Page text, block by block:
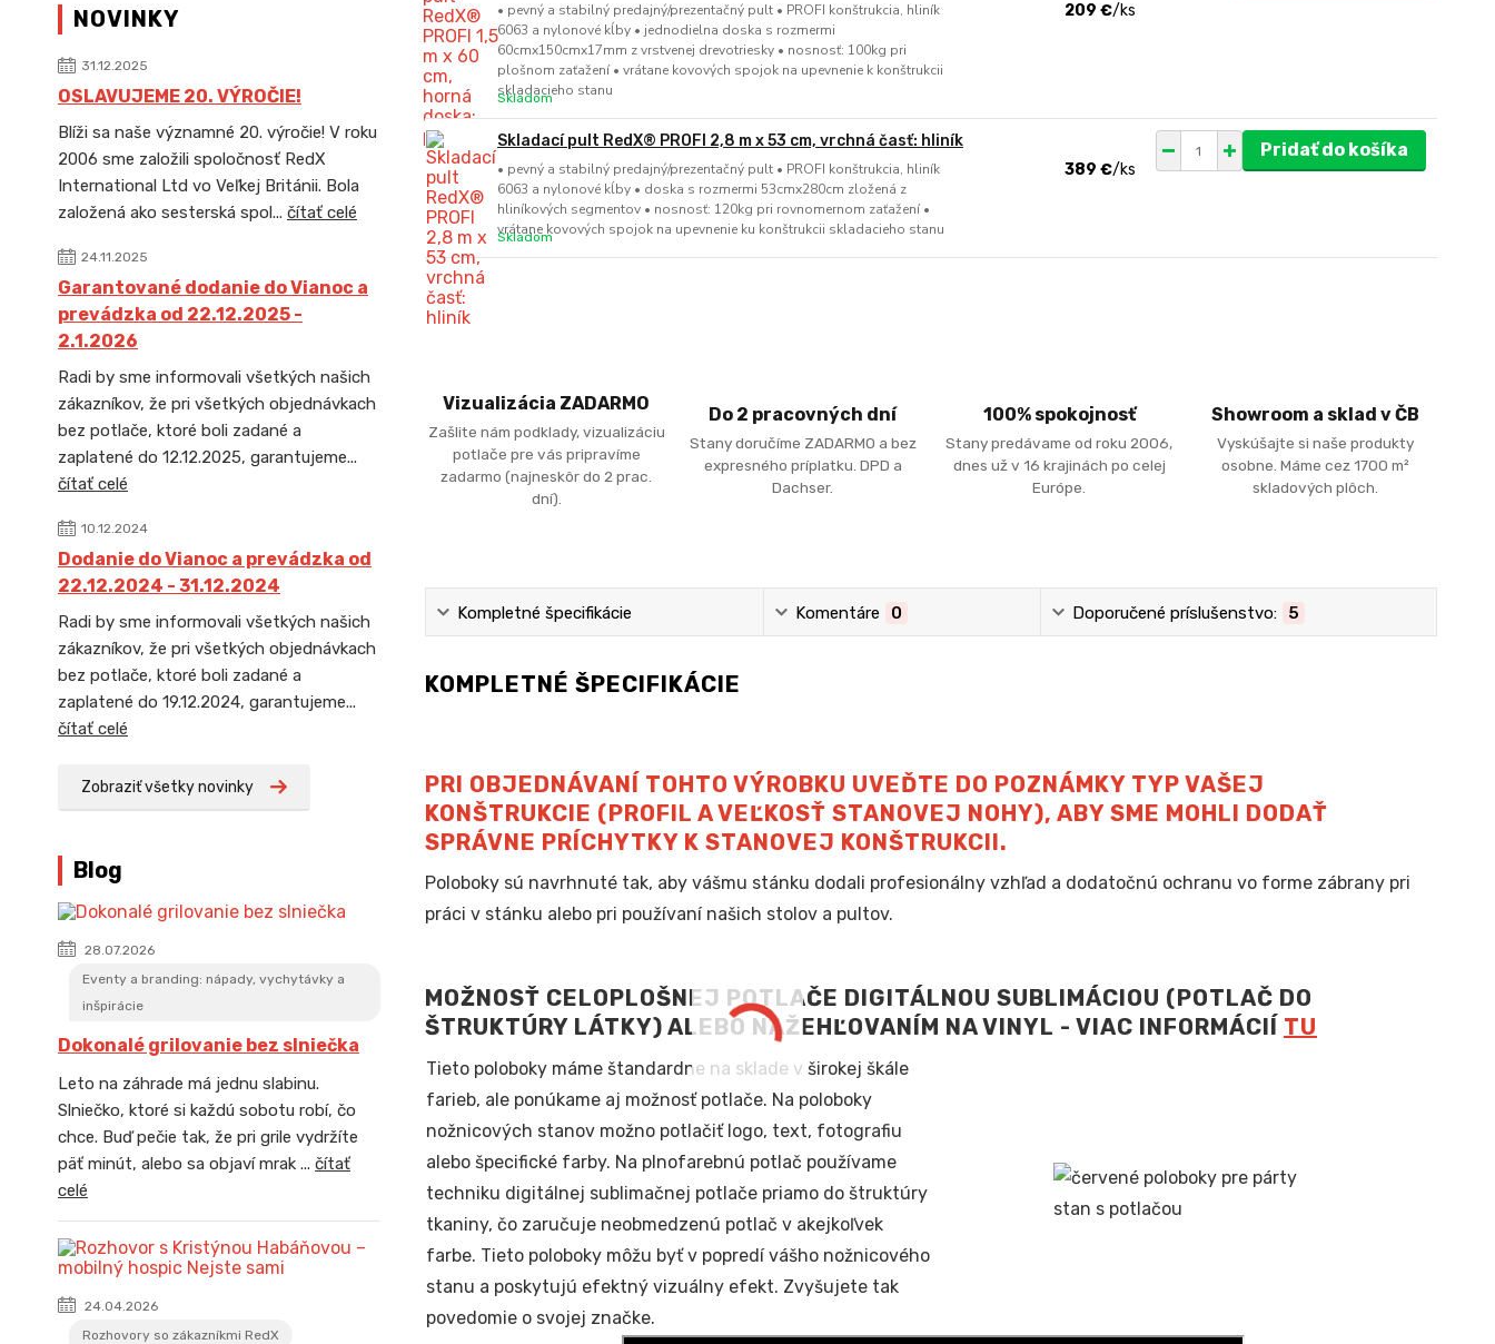
NOVINKY
31.12.2025
OSLAVUJEME 20. VÝROČIE!
Blíži sa naše významné 20. výročie! V roku
2006 sme založili spoločnosť RedX
International Ltd vo Veľkej Británii. Bola
založená ako sesterská spol... čítať celé
24.11.2025
Garantované dodanie do Vianoc a
prevádzka od 22.12.2025 -
2.1.2026
Radi by sme informovali všetkých našich
zákazníkov, že pri všetkých objednávkach
bez potlače, ktoré boli zadané a
zaplatené do 12.12.2025, garantujeme...
čítať celé
10.12.2024
Dodanie do Vianoc a prevádzka od
22.12.2024 - 31.12.2024
Radi by sme informovali všetkých našich
zákazníkov, že pri všetkých objednávkach
bez potlače, ktoré boli zadané a
zaplatené do 19.12.2024, garantujeme...
čítať celé
Zobraziť všetky novinky
Blog
28.07.2026
Eventy a branding: nápady, vychytávky a
inšpirácie
Dokonalé grilovanie bez slniečka
Leto na záhrade má jednu slabinu.
Slniečko, ktoré si každú sobotu robí, čo
chce. Buď pečie tak, že pri grile vydržíte
päť minút, alebo sa objaví mrak ... čítať
celé
24.04.2026
Rozhovory so zákazníkmi RedX
• pevný a stabilný predajný/prezentačný pult • PROFI konštrukcia, hliník
6063 a nylonové kĺby • jednodielna doska s rozmermi
60cmx150cmx17mm z vrstvenej drevotriesky • nosnosť: 100kg pri
plošnom zaťažení • vrátane kovových spojok na upevnenie k konštrukcii
skladacieho stanu
209 €/ks
Skladom
Skladací pult RedX® PROFI 2,8 m x 53 cm, vrchná časť: hliník
• pevný a stabilný predajný/prezentačný pult • PROFI konštrukcia, hliník
6063 a nylonové kĺby • doska s rozmermi 53cmx280cm zložená z
hliníkových segmentov • nosnosť: 120kg pri rovnomernom zaťažení •
vrátane kovových spojok na upevnenie ku konštrukcii skladacieho stanu
389 €/ks
Skladom
Pridať do košíka
Vizualizácia ZADARMO
Zašlite nám podklady, vizualizáciu
potlače pre vás pripravíme
zadarmo (najneskôr do 2 prac.
dní).
Do 2 pracovných dní
Stany doručíme ZADARMO a bez
expresného príplatku. DPD a
Dachser.
100% spokojnosť
Stany predávame od roku 2006,
dnes už v 16 krajinách po celej
Európe.
Showroom a sklad v ČB
Vyskúšajte si naše produkty
osobne. Máme cez 1700 m²
skladových plôch.
Kompletné špecifikácie Komentáre 0 Doporučené príslušenstvo: 5
KOMPLETNÉ ŠPECIFIKÁCIE
PRI OBJEDNÁVANÍ TOHTO VÝROBKU UVEĎTE DO POZNÁMKY TYP VAŠEJ
KONŠTRUKCIE (PROFIL A VEĽKOSŤ STANOVEJ NOHY), ABY SME MOHLI DODAŤ
SPRÁVNE PRÍCHYTKY K STANOVEJ KONŠTRUKCII.
Poloboky sú navrhnuté tak, aby vášmu stánku dodali profesionálny vzhľad a dodatočnú ochranu vo forme zábrany pri
práci v stánku alebo pri používaní našich stolov a pultov.
MOŽNOSŤ CELOPLOŠNEJ POTLAČE DIGITÁLNOU SUBLIMÁCIOU (POTLAČ DO
ŠTRUKTÚRY LÁTKY) ALEBO NAŽEHĽOVANÍM NA VINYL - VIAC INFORMÁCIÍ TU
Tieto poloboky máme štandardne na sklade v širokej škále
farieb, ale ponúkame aj možnosť potlače. Na poloboky
nožnicových stanov možno potlačiť logo, text, fotografiu
alebo špecifické farby. Na plnofarebnú potlač používame
techniku digitálnej sublimačnej potlače priamo do štruktúry
tkaniny, čo zaručuje neobmedzenú potlač v akejkoľvek
farbe. Tieto poloboky môžu byť v popredí vášho nožnicového
stanu a poskytujú efektný vizuálny efekt. Zvyšujete tak
povedomie o svojej značke.